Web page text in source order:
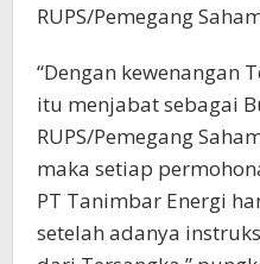
RUPS/Pemegang
“Dengan kewenangan
itu menjabat sebagai
RUPS/Pemegang
maka setiap
PT Tanimbar Energi
setelah adanya